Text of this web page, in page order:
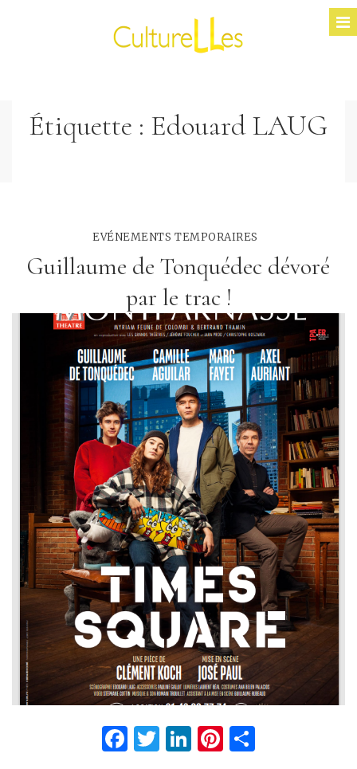
Étiquette : Edouard LAUG
EVÉNEMENTS TEMPORAIRES
Guillaume de Tonquédec dévoré
par le trac !
Facebook
Twitter
LinkedIn
Pinterest